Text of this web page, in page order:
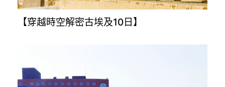
【穿越時空解密古埃及10日】